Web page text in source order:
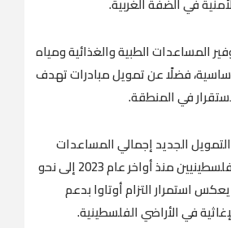
في الضفة الغربية.
المساعدات الطبية والغذائية ومياه
فضلًا عن تمويل مبادرات تهدف
في المنطقة.
الجديد إجمالي المساعدات
الكندية المقدمة للفلسطينيين منذ أواخر عام 2023 إلى نحو
يعكس استمرار التزام أوتاوا بدعم
في الأراضي الفلسطينية.